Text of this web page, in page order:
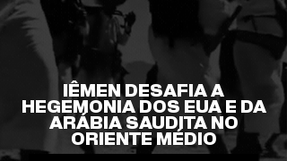
IÊMEN DESAFIA A
HEGEMONIA DOS EUA E DA
ARÁBIA SAUDITA NO
ORIENTE MÉDIO